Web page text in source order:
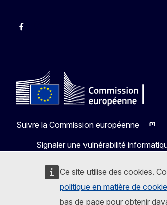
Ce site utilise des cookies.
politique en matière de
bas de page pour obtenir
Facebook
Suivre la Commission européenne
Signaler une vulnérabilité